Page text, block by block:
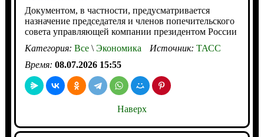
Документом, в частности, предусматривается
назначение председателя и членов попечительского
совета управляющей компании президентом России
Категория: Все\Экономика Источник: ТАСС
Время: 08.07.2026 15:55
Наверх